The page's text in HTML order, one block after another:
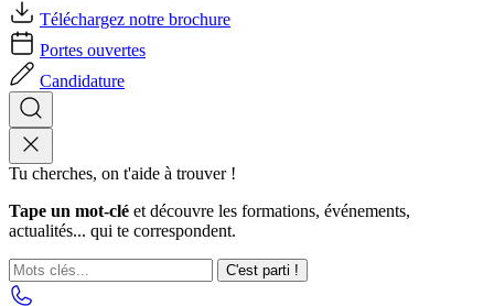
Téléchargez notre brochure
Portes ouvertes
Candidature
Tu cherches, on t'aide à trouver !
Tape un mot-clé et découvre les formations, événements,
actualités... qui te correspondent.
C'est parti !